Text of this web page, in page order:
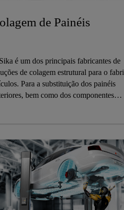
de Painéis
é um dos principais fabricantes de
de colagem estrutural para o
Para a substituição dos painéis
bem como dos componentes